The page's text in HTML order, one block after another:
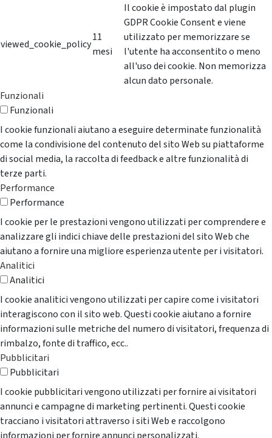
viewed_cookie_policy
11
mesi
Il cookie è impostato dal plugin
GDPR Cookie Consent e viene
utilizzato per memorizzare se
l'utente ha acconsentito o meno
all'uso dei cookie. Non memorizza
alcun dato personale.
Funzionali
Funzionali
I cookie funzionali aiutano a eseguire determinate funzionalità
come la condivisione del contenuto del sito Web su piattaforme
di social media, la raccolta di feedback e altre funzionalità di
terze parti.
Performance
Performance
I cookie per le prestazioni vengono utilizzati per comprendere e
analizzare gli indici chiave delle prestazioni del sito Web che
aiutano a fornire una migliore esperienza utente per i visitatori.
Analitici
Analitici
I cookie analitici vengono utilizzati per capire come i visitatori
interagiscono con il sito web. Questi cookie aiutano a fornire
informazioni sulle metriche del numero di visitatori, frequenza di
rimbalzo, fonte di traffico, ecc..
Pubblicitari
Pubblicitari
I cookie pubblicitari vengono utilizzati per fornire ai visitatori
annunci e campagne di marketing pertinenti. Questi cookie
tracciano i visitatori attraverso i siti Web e raccolgono